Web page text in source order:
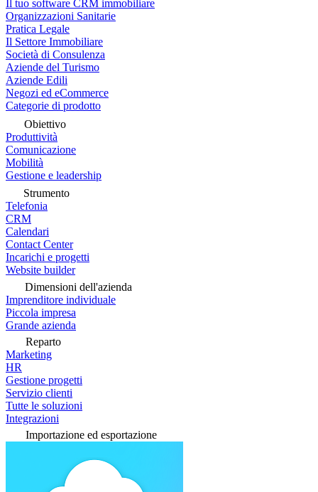
Il tuo software CRM immobiliare
Organizzazioni Sanitarie
Pratica Legale
Il Settore Immobiliare
Società di Consulenza
Aziende del Turismo
Aziende Edili
Negozi ed eCommerce
Categorie di prodotto
Obiettivo
Produttività
Comunicazione
Mobilità
Gestione e leadership
Strumento
Telefonia
CRM
Calendari
Contact Center
Incarichi e progetti
Website builder
Dimensioni dell'azienda
Imprenditore individuale
Piccola impresa
Grande azienda
Reparto
Marketing
HR
Gestione progetti
Servizio clienti
Tutte le soluzioni
Integrazioni
Importazione ed esportazione